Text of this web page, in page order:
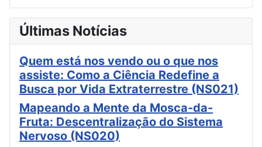
Últimas Notícias
Quem está nos vendo ou o que nos
assiste: Como a Ciência Redefine a
Busca por Vida Extraterrestre (NS021)
Mapeando a Mente da Mosca-da-
Fruta: Descentralização do Sistema
Nervoso (NS020)